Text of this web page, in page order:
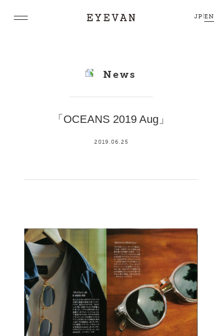
JP |EN
News
「OCEANS 2019 Aug」
2019.06.25